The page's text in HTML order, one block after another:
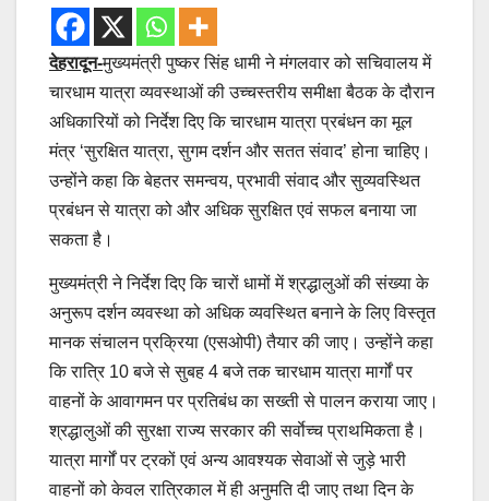
देहरादून-मुख्यमंत्री पुष्कर सिंह धामी ने मंगलवार को सचिवालय में
चारधाम यात्रा व्यवस्थाओं की उच्चस्तरीय समीक्षा बैठक के दौरान
अधिकारियों को निर्देश दिए कि चारधाम यात्रा प्रबंधन का मूल
मंत्र ‘सुरक्षित यात्रा, सुगम दर्शन और सतत संवाद’ होना चाहिए।
उन्होंने कहा कि बेहतर समन्वय, प्रभावी संवाद और सुव्यवस्थित
प्रबंधन से यात्रा को और अधिक सुरक्षित एवं सफल बनाया जा
सकता है।
मुख्यमंत्री ने निर्देश दिए कि चारों धामों में श्रद्धालुओं की संख्या के
अनुरूप दर्शन व्यवस्था को अधिक व्यवस्थित बनाने के लिए विस्तृत
मानक संचालन प्रक्रिया (एसओपी) तैयार की जाए। उन्होंने कहा
कि रात्रि 10 बजे से सुबह 4 बजे तक चारधाम यात्रा मार्गों पर
वाहनों के आवागमन पर प्रतिबंध का सख्ती से पालन कराया जाए।
श्रद्धालुओं की सुरक्षा राज्य सरकार की सर्वाेच्च प्राथमिकता है।
यात्रा मार्गों पर ट्रकों एवं अन्य आवश्यक सेवाओं से जुड़े भारी
वाहनों को केवल रात्रिकाल में ही अनुमति दी जाए तथा दिन के